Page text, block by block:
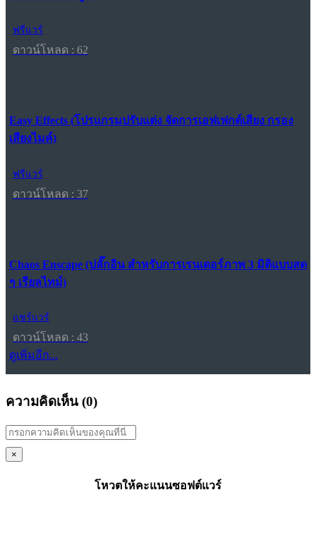
ฟรีแวร์
ดาวน์โหลด : 62
Easy Effects (โปรแกรมปรับแต่ง จัดการเอฟเฟกต์เสียง กรอง
เสียงไมค์)
ฟรีแวร์
ดาวน์โหลด : 37
Chaos Enscape (ปลั๊กอิน สำหรับการเรนเดอร์ภาพ 3 มิติแบบสด
ๆ เรียลไทม์)
แชร์แวร์
ดาวน์โหลด : 43
ดูเพิ่มอีก...
ความคิดเห็น (0)
×
โหวตให้คะแนนซอฟต์แวร์